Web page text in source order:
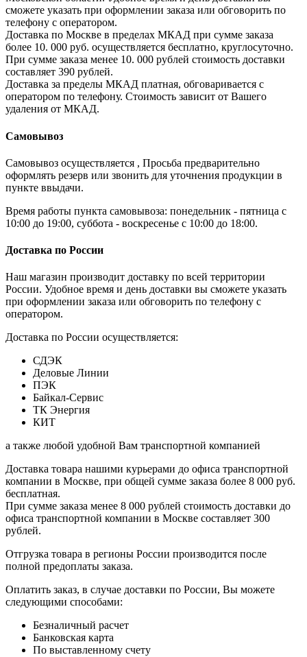
сможете указать при оформлении заказа или обговорить по
телефону с оператором.
Доставка по Москве в пределах МКАД при сумме заказа
более 10. 000 руб. осуществляется бесплатно, круглосуточно.
При сумме заказа менее 10. 000 рублей стоимость доставки
составляет 390 рублей.
Доставка за пределы МКАД платная, обговаривается с
оператором по телефону. Стоимость зависит от Вашего
удаления от МКАД.
Самовывоз
Самовывоз осуществляется , Просьба предварительно
оформлять резерв или звонить для уточнения продукции в
пункте ввыдачи.
Время работы пункта самовывоза: понедельник - пятница с
10:00 до 19:00, суббота - воскресенье с 10:00 до 18:00.
Доставка по России
Наш магазин производит доставку по всей территории
России. Удобное время и день доставки вы сможете указать
при оформлении заказа или обговорить по телефону с
оператором.
Доставка по России осуществляется:
СДЭК
Деловые Линии
ПЭК
Байкал-Сервис
ТК Энергия
КИТ
а также любой удобной Вам транспортной компанией
Доставка товара нашими курьерами до офиса транспортной
компании в Москве, при общей сумме заказа более 8 000 руб.
бесплатная.
При сумме заказа менее 8 000 рублей стоимость доставки до
офиса транспортной компании в Москве составляет 300
рублей.
Отгрузка товара в регионы России производится после
полной предоплаты заказа.
Оплатить заказ, в случае доставки по России, Вы можете
следующими способами:
Безналичный расчет
Банковская карта
По выставленному счету